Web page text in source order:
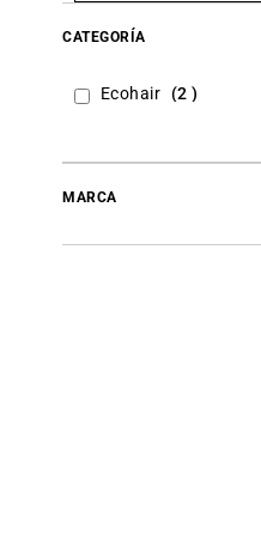
CATEGORÍA
Ecohair 2 items
MARCA